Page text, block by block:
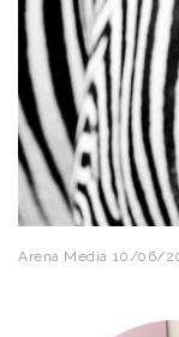
Arena Media 10/06/